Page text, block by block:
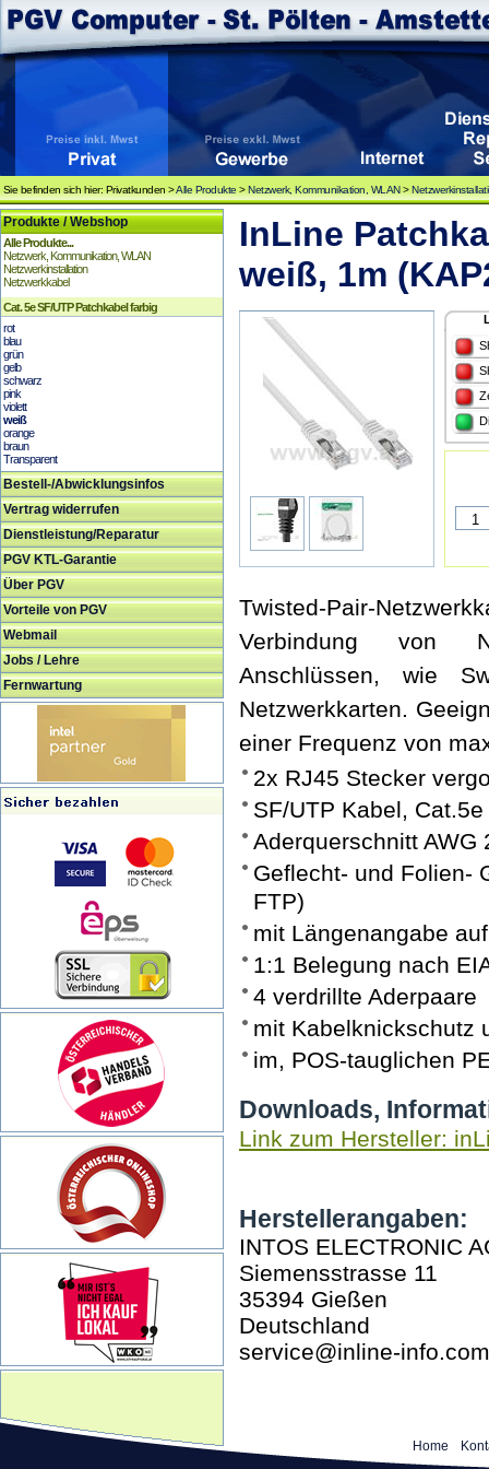
Sie befinden sich hier: Privatkunden >Alle Produkte >Netzwerk, Kommunikation, WLAN>
Produkte / Webshop
Alle Produkte...
Netzwerk, Kommunikation, WLAN
Netzwerkinstallation
Netzwerkkabel
Cat. 5e SF/UTP Patchkabel farbig
rot
blau
grün
gelb
schwarz
pink
violett
weiß
orange
braun
Transparent
Bestell-/Abwicklungsinfos
Vertrag widerrufen
Dienstleistung/Reparatur
PGV KTL-Garantie
Über PGV
Vorteile von PGV
Webmail
Jobs / Lehre
Fernwartung
InLine
weiß, 1m
Twisted-Pair-
Verbindung von
Anschlüssen, wie
Netzwerkkarten.
einer Frequenz von
2x RJ45 Stecker
SF/UTP Kabel, Cat.5e
Aderquerschnitt AWG
Geflecht- und Folien-
FTP)
mit Längenangabe
1:1 Belegung nach
4 verdrillte Aderpaare
mit Kabelknickschutz
im, POS-tauglichen
Downloads,
Link zum Hersteller:
Herstellerangaben:
INTOS ELECTRONIC
Siemensstrasse 11
35394 Gießen
Deutschland
service@inline-info.com
Home